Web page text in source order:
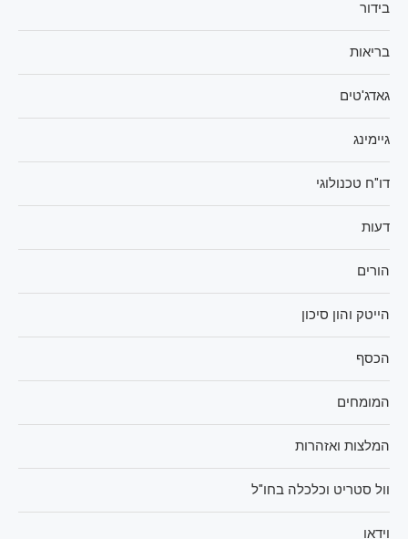
בידור
בריאות
גאדג'טים
גיימינג
דו"ח טכנולוגי
דעות
הורים
הייטק והון סיכון
הכסף
המומחים
המלצות ואזהרות
וול סטריט וכלכלה בחו"ל
וידאו